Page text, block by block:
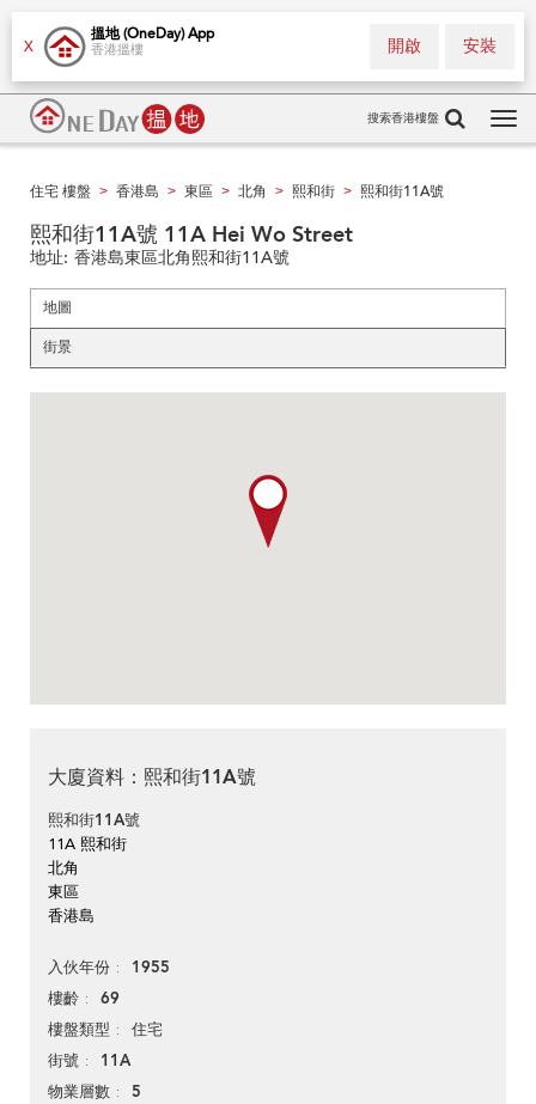
X
搵地 (OneDay) App
香港搵樓 安裝
開啟
搜索香港樓盤
住宅 樓盤 > 香港島 > 東區 > 北角 > 熙和街 > 熙和街11A號
熙和街11A號 11A Hei Wo Street
地址: 香港島東區北角熙和街11A號
地圖
街景
大廈資料：熙和街11A號
熙和街11A號
11A 熙和街
北角
東區
香港島
入伙年份 1955
樓齡 69
樓盤類型 住宅
街號 11A
物業層數 5